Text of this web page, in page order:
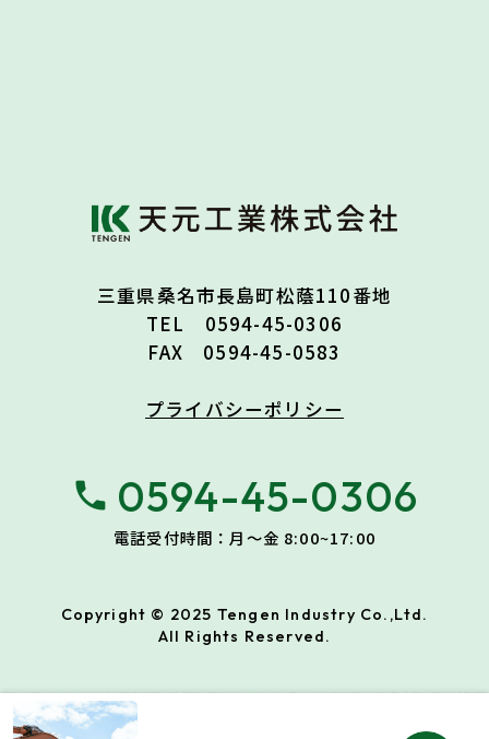
三重県桑名市長島町松蔭110番地
TEL 0594-45-0306
FAX 0594-45-0583
プライバシーポリシー
phone 0594-45-0306
電話受付時間：月〜金 8:00~17:00
Copyright © 2025 Tengen Industry Co.,Ltd.
All Rights Reserved.